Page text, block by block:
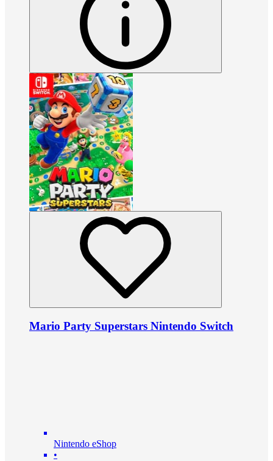
Mario Party Superstars Nintendo Switch
Nintendo eShop
•